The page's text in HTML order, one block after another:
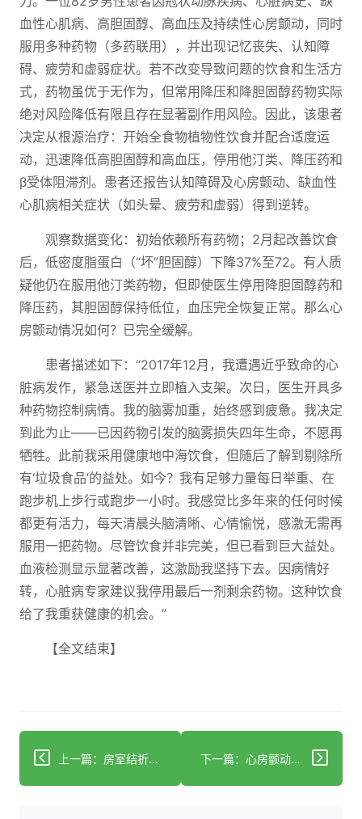
血性心肌病、高胆固醇、高血压及持续性心房颤动，同时
服用多种药物（多药联用），并出现记忆丧失、认知障
碍、疲劳和虚弱症状。若不改变导致问题的饮食和生活方
式，药物虽优于无作为，但常用降压和降胆固醇药物实际
绝对风险降低有限且存在显著副作用风险。因此，该患者
决定从根源治疗：开始全食物植物性饮食并配合适度运
动，迅速降低高胆固醇和高血压，停用他汀类、降压药和
β受体阻滞剂。患者还报告认知障碍及心房颤动、缺血性
心肌病相关症状（如头晕、疲劳和虚弱）得到逆转。
观察数据变化：初始依赖所有药物；2月起改善饮食
后，低密度脂蛋白（“坏”胆固醇）下降37%至72。有人质
疑他仍在服用他汀类药物，但即使医生停用降胆固醇药和
降压药，其胆固醇保持低位，血压完全恢复正常。那么心
房颤动情况如何？已完全缓解。
患者描述如下：“2017年12月，我遭遇近乎致命的心
脏病发作，紧急送医并立即植入支架。次日，医生开具多
种药物控制病情。我的脑雾加重，始终感到疲惫。我决定
到此为止——已因药物引发的脑雾损失四年生命，不愿再
牺牲。此前我采用健康地中海饮食，但随后了解到剔除所
有‘垃圾食品’的益处。如今？我有足够力量每日举重、在
跑步机上步行或跑步一小时。我感觉比多年来的任何时候
都更有活力，每天清晨头脑清晰、心情愉悦，感激无需再
服用一把药物。尽管饮食并非完美，但已看到巨大益处。
血液检测显示显著改善，这激励我坚持下去。因病情好
转，心脏病专家建议我停用最后一剂剩余药物。这种饮食
给了我重获健康的机会。”
【全文结束】
上一篇：房室结折返性心动过速（AVNRT）：症状与病因 下一篇：心房颤动积极风险因素降低对消融效果的影响研究：ARREST-AF随机临床试验